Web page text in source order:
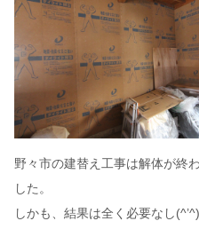
野々市の建替え工事は解体が終
した。
しかも、結果は全く必要なし(^’^)